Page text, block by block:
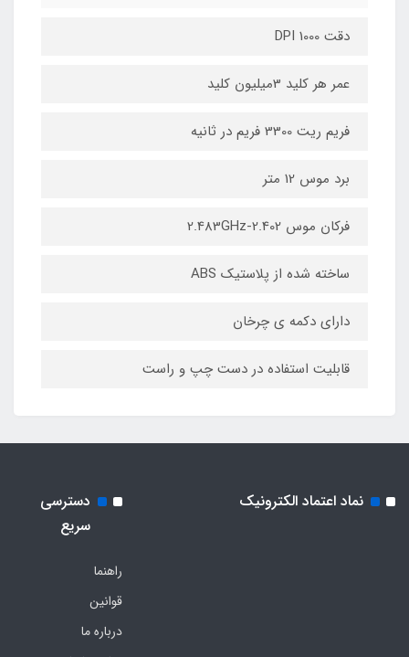
دقت 1000 DPI
عمر هر کلید 3میلیون کلید
فریم ریت 3300 فریم در ثانیه
برد موس 12 متر
فرکان موس 2.402-2.483GHz
ساخته شده از پلاستیک ABS
دارای دکمه ی چرخان
قابلیت استفاده در دست چپ و راست
نماد اعتماد الکترونیک
دسترسی
سریع
راهنما
قوانین
درباره ما